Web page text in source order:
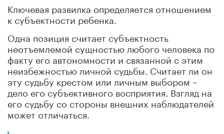
Ключевая развилка определяется отношением
к субъектности ребенка.
Одна позиция считает субъектность
неотъемлемой сущностью любого человека по
факту его автономности и связанной с этим
неизбежностью личной судьбы. Считает ли он
эту судьбу крестом или личным выбором –
дело его субъективного восприятия. Взгляд на
его судьбу со стороны внешних наблюдателей
может отличаться.